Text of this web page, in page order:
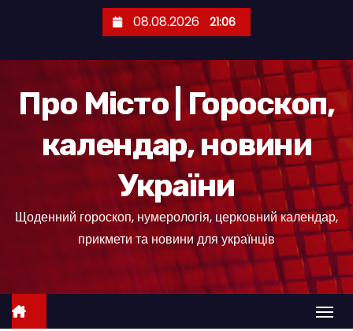
е
08.08.2026 21:06
Про Місто | Гороскоп,
календар, новини
України
Щоденний гороскоп, нумерологія, церковний календар,
прикмети та новини для українців